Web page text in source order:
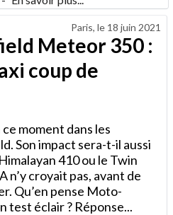
Paris, le 18 juin 2021
Meteor 350 :
coup de
moment dans les
Son impact sera-t-il aussi
410 ou le Twin
n’y croyait pas, avant de
Qu’en pense Moto-
test éclair ? Réponse...